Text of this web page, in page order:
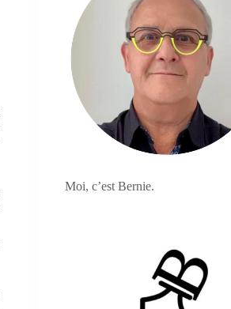
Moi, c’est Bernie.